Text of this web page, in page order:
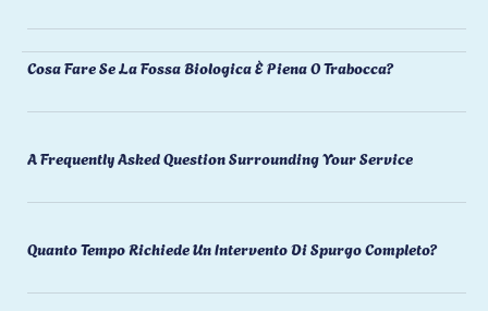
Cosa Fare Se La Fossa Biologica È Piena O Trabocca?
A Frequently Asked Question Surrounding Your Service
Quanto Tempo Richiede Un Intervento Di Spurgo Completo?